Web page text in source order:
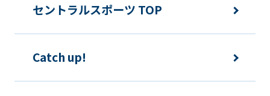
セントラルスポーツ TOP
Catch up!